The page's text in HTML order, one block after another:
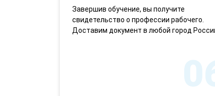
Завершив обучение, вы получите
свидетельство о профессии рабочего.
Доставим документ в любой город